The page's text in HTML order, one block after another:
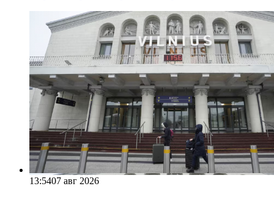
13:5407 авг 2026